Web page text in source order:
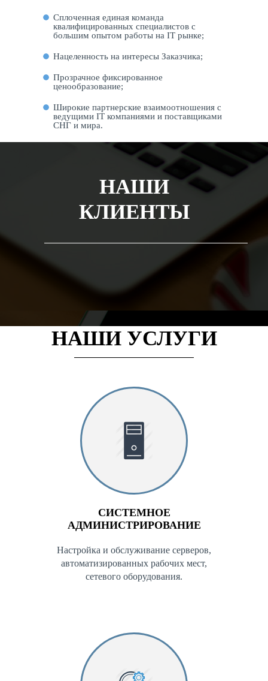
Сплоченная единая команда
квалифицированных специалистов с
большим опытом работы на IT рынке;
Нацеленность на интересы Заказчика;
Прозрачное фиксированное
ценообразование;
Широкие партнерские взаимоотношения с
ведущими IT компаниями и поставщиками
СНГ и мира.
НАШИ
КЛИЕНТЫ
НАШИ УСЛУГИ
СИСТЕМНОЕ
АДМИНИСТРИРОВАНИЕ
Настройка и обслуживание серверов,
автоматизированных рабочих мест,
сетевого оборудования.